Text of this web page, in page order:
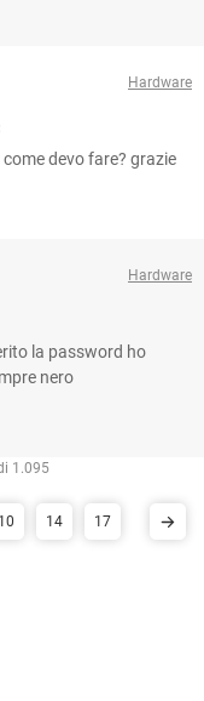
Hardware
devo fare? grazie
Hardware
la password ho
nero
1.095
10 14 17